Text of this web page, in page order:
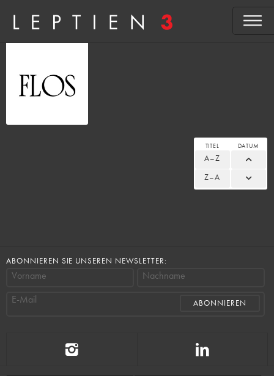
TITEL
A–Z
Z–A
DATUM
ABONNIEREN SIE UNSEREN NEWSLETTER:
Vorname
Nachname
E-Mail